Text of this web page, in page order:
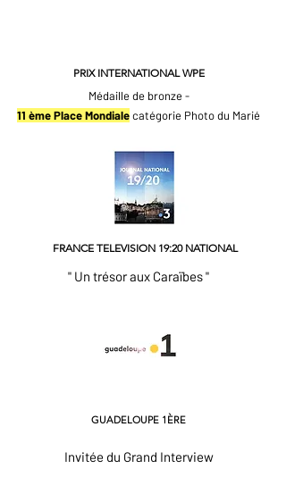
PRIX INTERNATIONAL WPE
Médaille de bronze -
11 ème Place Mondialecatégorie Photo du Marié
FRANCE TELEVISION 19:20 NATIONAL
" Un trésor aux Caraïbes "
GUADELOUPE 1ÈRE
Invitée du Grand Interview